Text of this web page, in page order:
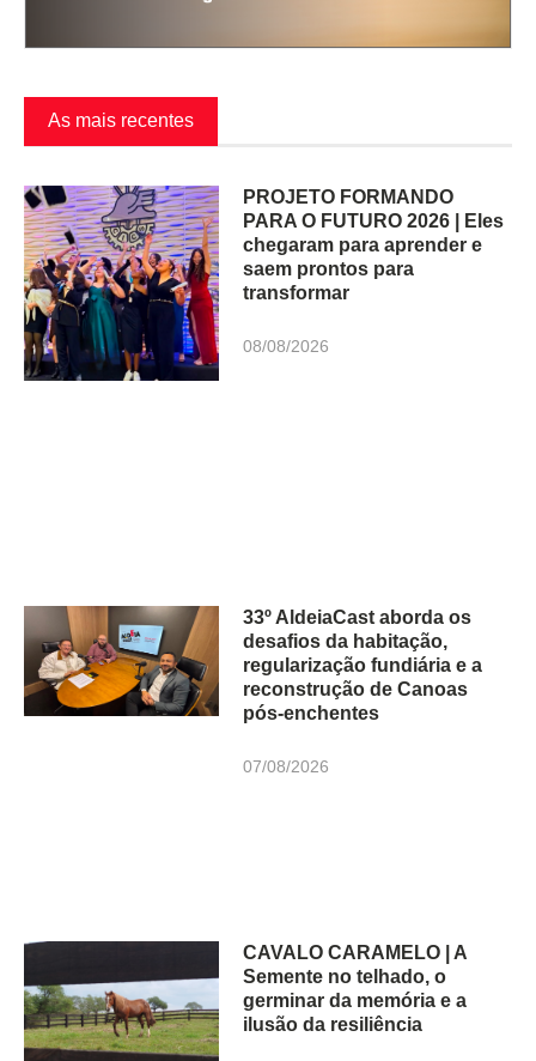
As mais recentes
PROJETO FORMANDO
PARA O FUTURO 2026 | Eles
chegaram para aprender e
saem prontos para
transformar
08/08/2026
33º AldeiaCast aborda os
desafios da habitação,
regularização fundiária e a
reconstrução de Canoas
pós-enchentes
07/08/2026
CAVALO CARAMELO | A
Semente no telhado, o
germinar da memória e a
ilusão da resiliência